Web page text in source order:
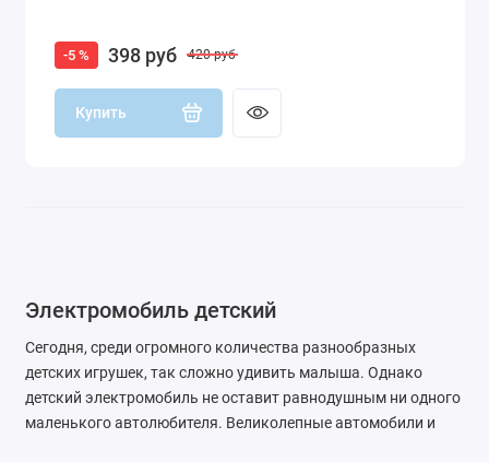
-5 % 398 руб 420 руб
Купить
Электромобиль детский
Сегодня, среди огромного количества разнообразных
детских игрушек, так сложно удивить малыша. Однако
детский электромобиль не оставит равнодушным ни одного
маленького автолюбителя. Великолепные автомобили и